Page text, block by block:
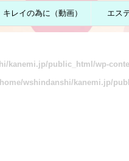
キレイの為に（動画） エス
kanemi.jp/public_html/wp-
wshindanshi/kanemi.jp/